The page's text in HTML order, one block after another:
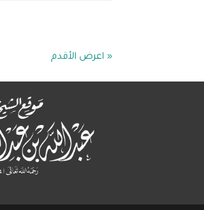
« اعرض الأقدم